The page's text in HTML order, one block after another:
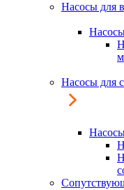
Насосы для
Насосы для